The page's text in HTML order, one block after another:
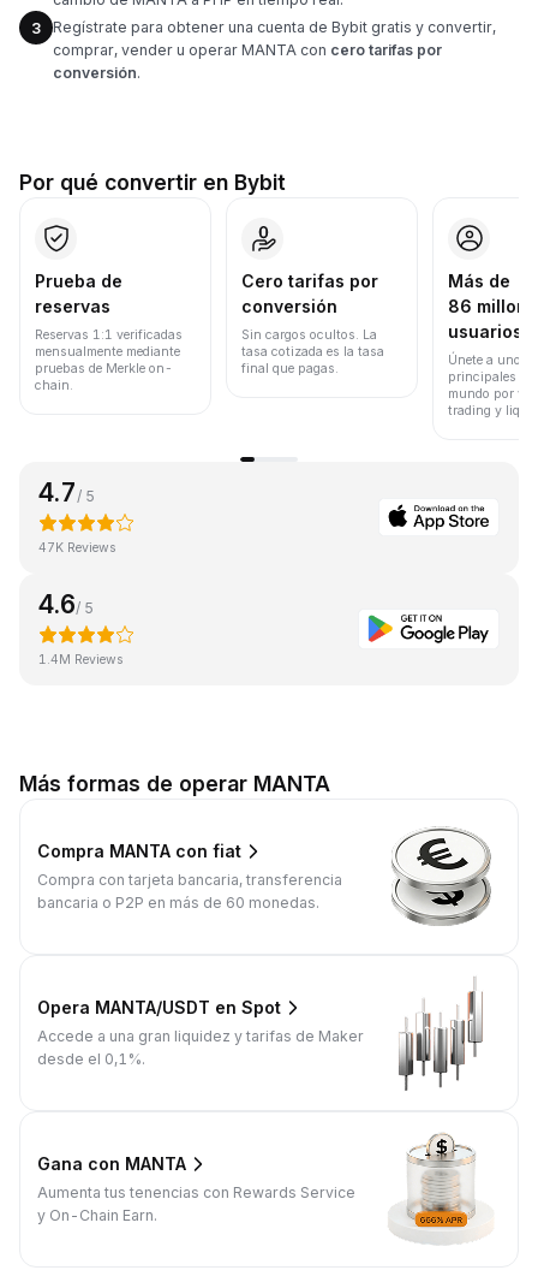
3
Regístrate para obtener una cuenta de Bybit gratis y convertir,
comprar, vender u operar MANTA con cero tarifas por
conversión.
Por qué convertir en Bybit
Prueba de
reservas
Reservas 1:1 verificadas
mensualmente mediante
pruebas de Merkle on-
chain.
Cero tarifas por
conversión
Sin cargos ocultos. La
tasa cotizada es la tasa
final que pagas.
Más de
86
usuarios
Únete a uno
principales
mundo por
trading y
4.7 / 5
47K Reviews
4.6/ 5
1.4M Reviews
Más formas de operar MANTA
Compra MANTA con fiat
Compra con tarjeta bancaria, transferencia
bancaria o P2P en más de 60 monedas.
Opera MANTA/USDT en Spot
Accede a una gran liquidez y tarifas de Maker
desde el 0,1%.
Gana con MANTA
Aumenta tus tenencias con Rewards Service
y On-Chain Earn.